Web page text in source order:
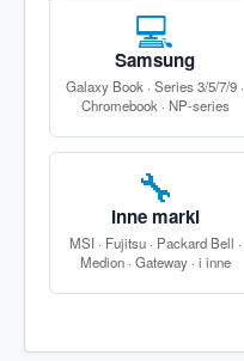
💻
Samsung
Galaxy Book · Series 3/5/7/9 ·
Chromebook · NP-series
🔧
Inne marki
MSI · Fujitsu · Packard Bell ·
Medion · Gateway · i inne